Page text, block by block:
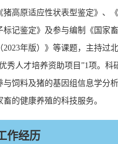
猪高原适应性状表型鉴定》、
标记鉴定》及参与编制《国家
2023年版）》等课题，主持过
秀人才培养资助项目 ”1 项。科
与饲料及猪的基因组信息学分
的健康养殖的科技服务。
作经历